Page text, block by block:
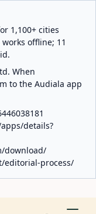
1,100+ cities
offline; 11
When
to the Audiala app
details?
download/
editorial-process/